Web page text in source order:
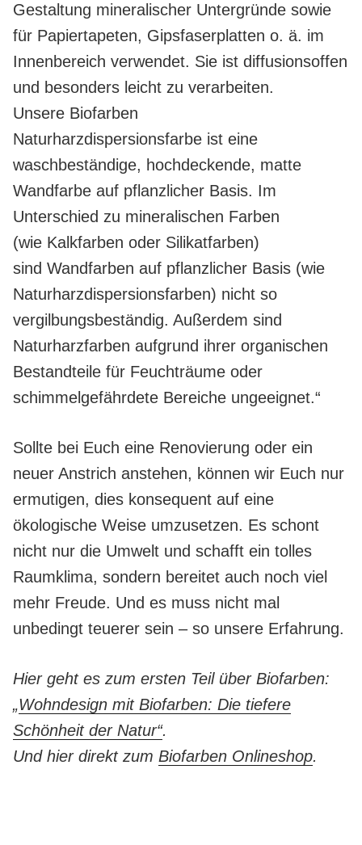
Gestaltung mineralischer Untergründe sowie
für Papiertapeten, Gipsfaserplatten o. ä. im
Innenbereich verwendet. Sie ist diffusionsoffen
und besonders leicht zu verarbeiten.
Unsere Biofarben
Naturharzdispersionsfarbe ist eine
waschbeständige, hochdeckende, matte
Wandfarbe auf pflanzlicher Basis. Im
Unterschied zu mineralischen Farben
(wie Kalkfarben oder Silikatfarben)
sind Wandfarben auf pflanzlicher Basis (wie
Naturharzdispersionsfarben) nicht so
vergilbungsbeständig. Außerdem sind
Naturharzfarben aufgrund ihrer organischen
Bestandteile für Feuchträume oder
schimmelgefährdete Bereiche ungeeignet.“
Sollte bei Euch eine Renovierung oder ein
neuer Anstrich anstehen, können wir Euch nur
ermutigen, dies konsequent auf eine
ökologische Weise umzusetzen. Es schont
nicht nur die Umwelt und schafft ein tolles
Raumklima, sondern bereitet auch noch viel
mehr Freude. Und es muss nicht mal
unbedingt teuerer sein – so unsere Erfahrung.
Hier geht es zum ersten Teil über Biofarben:
„Wohndesign mit Biofarben: Die tiefere
Schönheit der Natur“.
Und hier direkt zum Biofarben Onlineshop.